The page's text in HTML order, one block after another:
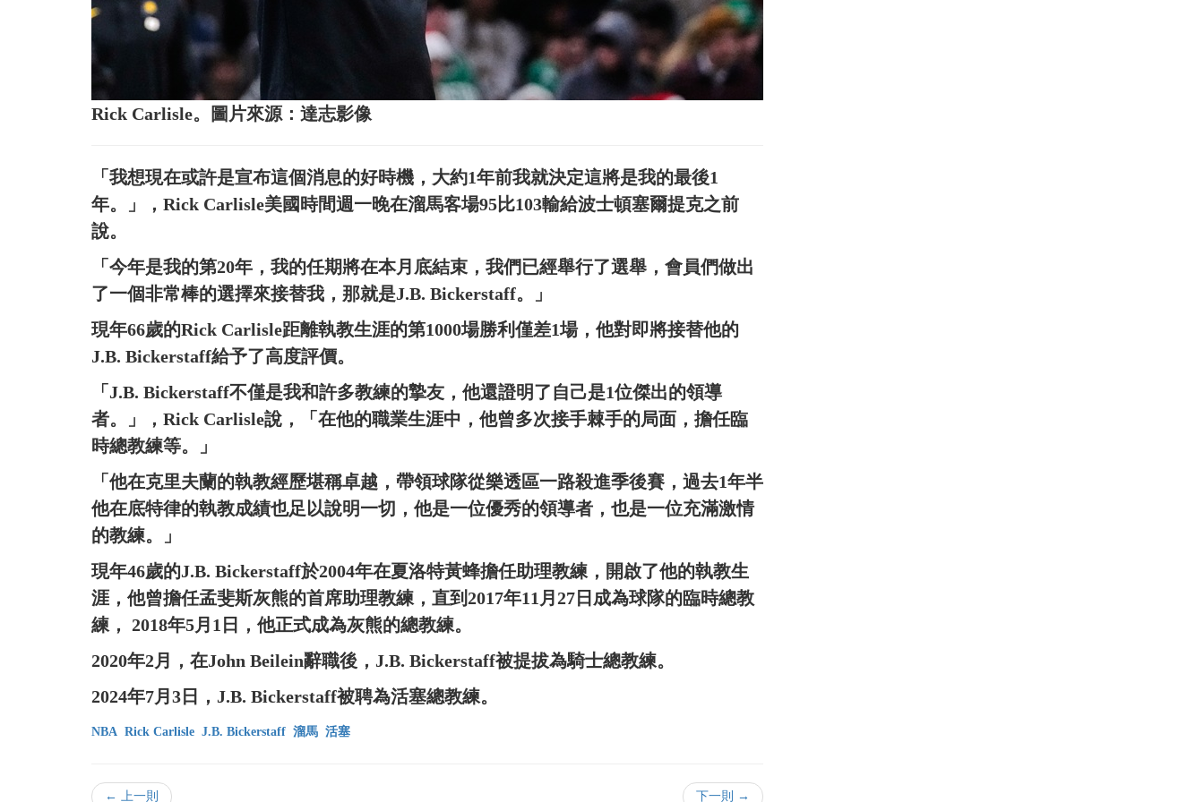
Rick Carlisle。圖片來源：達志影像
「我想現在或許是宣布這個消息的好時機，大約1年前我就決定這將是我的最後1
年。」，Rick Carlisle美國時間週一晚在溜馬客場95比103輸給波士頓塞爾提克之前
說。
「今年是我的第20年，我的任期將在本月底結束，我們已經舉行了選舉，會員們做出
了一個非常棒的選擇來接替我，那就是J.B. Bickerstaff。」
現年66歲的Rick Carlisle距離執教生涯的第1000場勝利僅差1場，他對即將接替他的
J.B. Bickerstaff給予了高度評價。
「J.B. Bickerstaff不僅是我和許多教練的摯友，他還證明了自己是1位傑出的領導
者。」，Rick Carlisle說，「在他的職業生涯中，他曾多次接手棘手的局面，擔任臨
時總教練等。」
「他在克里夫蘭的執教經歷堪稱卓越，帶領球隊從樂透區一路殺進季後賽，過去1年半
他在底特律的執教成績也足以說明一切，他是一位優秀的領導者，也是一位充滿激情
的教練。」
現年46歲的J.B. Bickerstaff於2004年在夏洛特黃蜂擔任助理教練，開啟了他的執教生
涯，他曾擔任孟斐斯灰熊的首席助理教練，直到2017年11月27日成為球隊的臨時總教
練， 2018年5月1日，他正式成為灰熊的總教練。
2020年2月，在John Beilein辭職後，J.B. Bickerstaff被提拔為騎士總教練。
2024年7月3日，J.B. Bickerstaff被聘為活塞總教練。
NBA Rick Carlisle J.B. Bickerstaff 溜馬 活塞
← 上一則 下一則 →